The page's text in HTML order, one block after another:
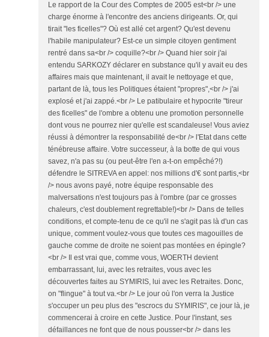
Le rapport de la Cour des Comptes de 2005 est<br /> une
charge énorme à l'encontre des anciens dirigeants. Or, qui
tirait "les ficelles"? Où est allé cet argent? Qu'est devenu
l'habile manipulateur? Est-ce un simple citoyen gentiment
rentré dans sa<br /> coquille?<br /> Quand hier soir j'ai
entendu SARKOZY déclarer en substance qu'il y avait eu des
affaires mais que maintenant, il avait le nettoyage et que,
partant de là, tous les Politiques étaient "propres",<br /> j'ai
explosé et j'ai zappé.<br /> Le patibulaire et hypocrite "tireur
des ficelles" de l'ombre a obtenu une promotion personnelle
dont vous ne pourrez nier qu'elle est scandaleuse! Vous aviez
réussi à démontrer la responsabilité de<br /> l'Etat dans cette
ténébreuse affaire. Votre successeur, à la botte de qui vous
savez, n'a pas su (ou peut-être l'en a-t-on empêché?!)
défendre le SITREVA en appel: nos millions d'€ sont partis,<br
/> nous avons payé, notre équipe responsable des
malversations n'est toujours pas à l'ombre (par ce grosses
chaleurs, c'est doublement regrettable!)<br /> Dans de telles
conditions, et compte-tenu de ce qu'il ne s'agit pas là d'un cas
unique, comment voulez-vous que toutes ces magouilles de
gauche comme de droite ne soient pas montées en épingle?
<br /> Il est vrai que, comme vous, WOERTH devient
embarrassant, lui, avec les retraites, vous avec les
découvertes faites au SYMIRIS, lui avec les Retraites. Donc,
on "flingue" à tout va.<br /> Le jour où l'on verra la Justice
s'occuper un peu plus des "escrocs du SYMIRIS", ce jour là, je
commencerai à croire en cette Justice. Pour l'instant, ses
défaillances ne font que de nous pousser<br /> dans les